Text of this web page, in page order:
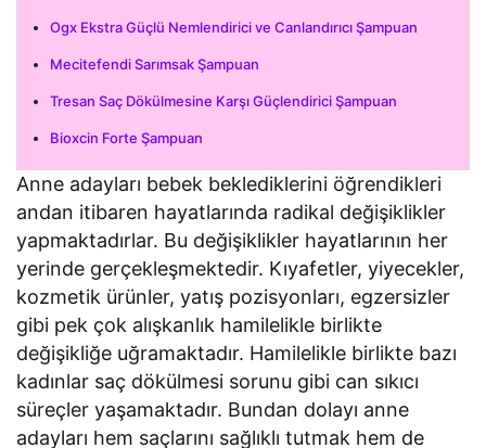
Ogx Ekstra Güçlü Nemlendirici ve Canlandırıcı Şampuan
Mecitefendi Sarımsak Şampuan
Tresan Saç Dökülmesine Karşı Güçlendirici Şampuan
Bioxcin Forte Şampuan
Anne adayları bebek beklediklerini öğrendikleri
andan itibaren hayatlarında radikal değişiklikler
yapmaktadırlar. Bu değişiklikler hayatlarının her
yerinde gerçekleşmektedir. Kıyafetler, yiyecekler,
kozmetik ürünler, yatış pozisyonları, egzersizler
gibi pek çok alışkanlık hamilelikle birlikte
değişikliğe uğramaktadır. Hamilelikle birlikte bazı
kadınlar saç dökülmesi sorunu gibi can sıkıcı
süreçler yaşamaktadır. Bundan dolayı anne
adayları hem saçlarını sağlıklı tutmak hem de